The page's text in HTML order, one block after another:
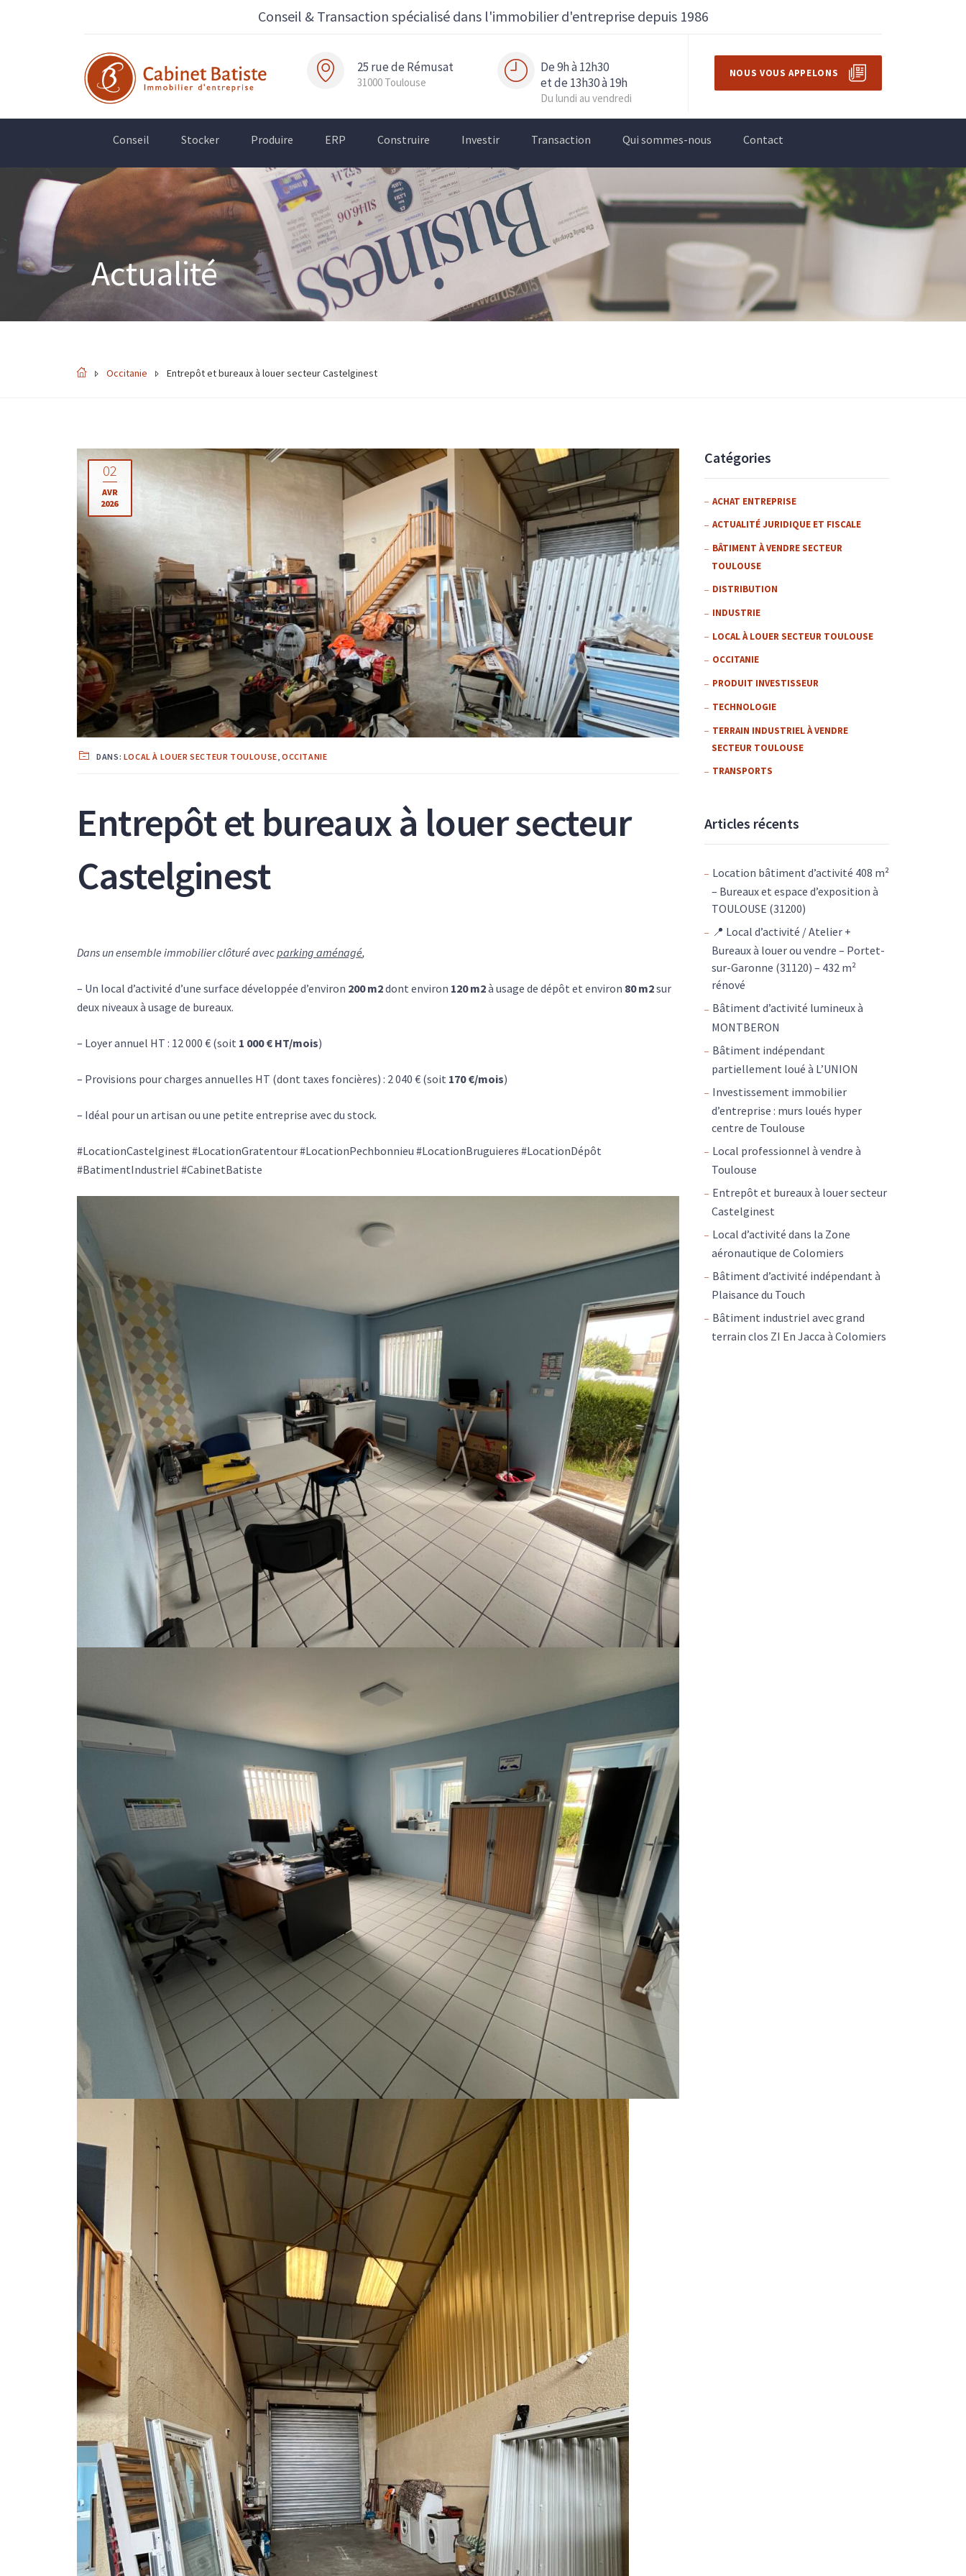
Conseil & Transaction spécialisé dans l'immobilier d'entreprise depuis 1986
25 rue de Rémusat
31000 Toulouse
De 9h à 12h30
et de 13h30 à 19h
Du lundi au vendredi
NOUS VOUS APPELONS
Conseil Stocker Produire ERP Construire Investir Transaction Qui sommes-nous Contact
Actualité
Occitanie Entrepôt et bureaux à louer secteur Castelginest
02
AVR
2026
DANS: LOCAL À LOUER SECTEUR TOULOUSE,OCCITANIE
Entrepôt et bureaux à louer secteur
Castelginest
Dans un ensemble immobilier clôturé avecparking aménagé,
– Un local d’activité d’une surface développée d’environ 200 m2dont environ 120 m2à usage de dépôt et environ 80 m2sur
deux niveaux à usage de bureaux.
– Loyer annuel HT : 12 000 € (soit 1 000 € HT/mois)
– Provisions pour charges annuelles HT (dont taxes foncières) : 2 040 € (soit 170 €/mois)
– Idéal pour un artisan ou une petite entreprise avec du stock.
#LocationCastelginest #LocationGratentour #LocationPechbonnieu #LocationBruguieres #LocationDépôt
#BatimentIndustriel #CabinetBatiste
Catégories
ACHAT ENTREPRISE
ACTUALITÉ JURIDIQUE ET FISCALE
BÂTIMENT À VENDRE SECTEUR
TOULOUSE
DISTRIBUTION
INDUSTRIE
LOCAL À LOUER SECTEUR TOULOUSE
OCCITANIE
PRODUIT INVESTISSEUR
TECHNOLOGIE
TERRAIN INDUSTRIEL À VENDRE
SECTEUR TOULOUSE
TRANSPORTS
Articles récents
Location bâtiment d’activité 408 m²
– Bureaux et espace d’exposition à
TOULOUSE (31200)
📍 Local d’activité / Atelier +
Bureaux à louer ou vendre – Portet-
sur-Garonne (31120) – 432 m²
rénové
Bâtiment d’activité lumineux à
MONTBERON
Bâtiment indépendant
partiellement loué à L’UNION
Investissement immobilier
d’entreprise : murs loués hyper
centre de Toulouse
Local professionnel à vendre à
Toulouse
Entrepôt et bureaux à louer secteur
Castelginest
Local d’activité dans la Zone
aéronautique de Colomiers
Bâtiment d’activité indépendant à
Plaisance du Touch
Bâtiment industriel avec grand
terrain clos ZI En Jacca à Colomiers